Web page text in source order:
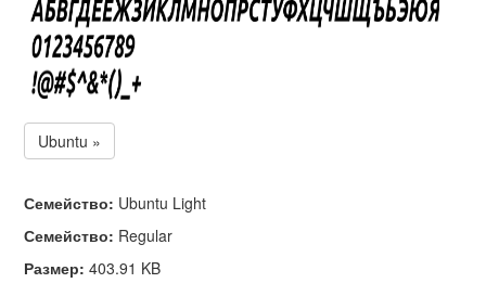
Ubuntu »
Семейство: Ubuntu Light
Семейство: Regular
Размер: 403.91 KB